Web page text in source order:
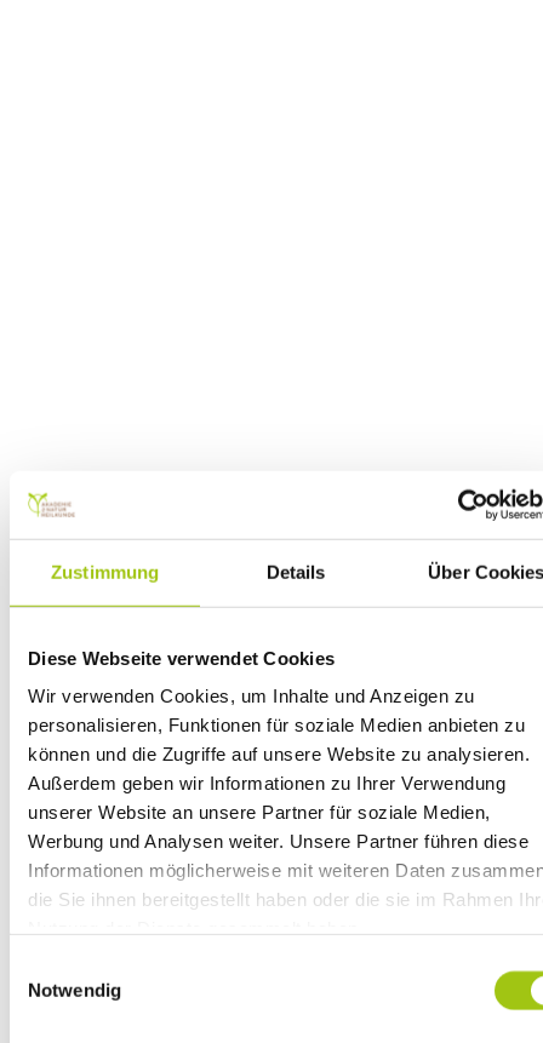
Zustimmung Details Über
Diese Webseite verwendet Cookies
Wir verwenden Cookies, um Inhalte und Anzeigen zu
personalisieren, Funktionen für soziale Medien anbieten zu
können und die Zugriffe auf unsere Website zu analysieren.
Außerdem geben wir Informationen zu Ihrer Verwendung
unserer Website an unsere Partner für soziale Medien,
Werbung und Analysen weiter. Unsere Partner führen diese
Informationen möglicherweise mit weiteren Daten
die Sie ihnen bereitgestellt haben oder die sie im Rahmen
Art. 13 DSGVO
Notwendig
Flexibles Lernen
Individuelle Weiterbildung